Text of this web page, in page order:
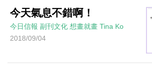
今天氣息不錯啊！
今日信報 副刊文化 想畫就畫 Tina Ko
2018/09/04